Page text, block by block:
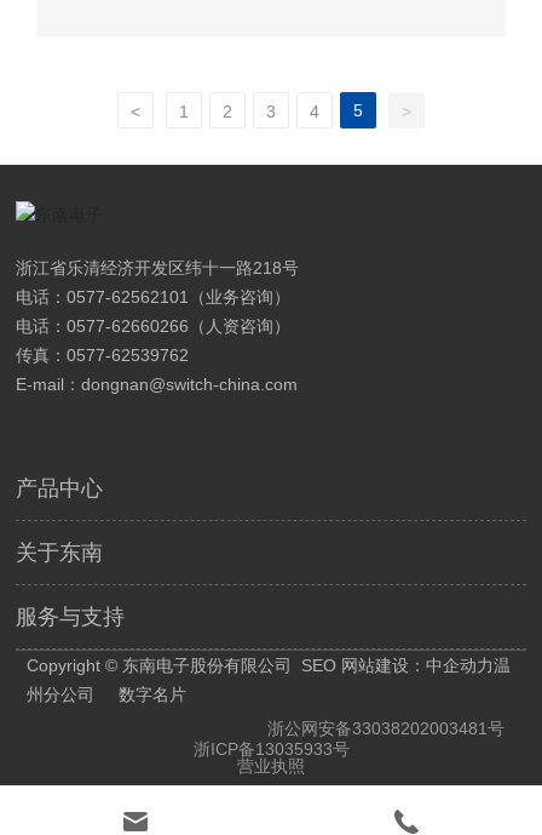
< 1 2 3 4 5 >
浙江省乐清经济开发区纬十一路218号
电话：0577-62562101（业务咨询）
电话：0577-62660266（人资咨询）
传真：0577-62539762
E-mail：dongnan@switch-china.com
产品中心
关于东南
服务与支持
Copyright © 东南电子股份有限公司 SEO 网站建设：中企动力温
州分公司
数字名片
浙公网安备33038202003481号
浙ICP备13035933号
营业执照